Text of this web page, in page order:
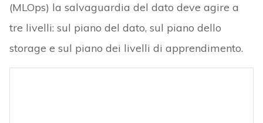
(MLOps) la salvaguardia del dato deve agire a
tre livelli: sul piano del dato, sul piano dello
storage e sul piano dei livelli di apprendimento.